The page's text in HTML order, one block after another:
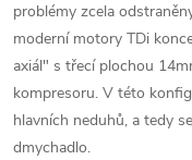
problémy zcela
moderní motory TDi
axiál" s třecí plochou
kompresoru. V této
hlavních neduhů, a tedy
dmychadlo.